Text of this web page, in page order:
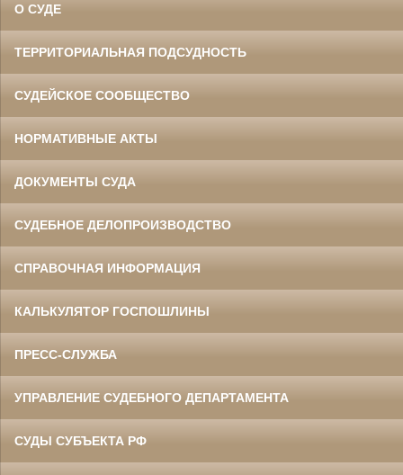
О СУДЕ
ТЕРРИТОРИАЛЬНАЯ ПОДСУДНОСТЬ
СУДЕЙСКОЕ СООБЩЕСТВО
НОРМАТИВНЫЕ АКТЫ
ДОКУМЕНТЫ СУДА
СУДЕБНОЕ ДЕЛОПРОИЗВОДСТВО
СПРАВОЧНАЯ ИНФОРМАЦИЯ
КАЛЬКУЛЯТОР ГОСПОШЛИНЫ
ПРЕСС-СЛУЖБА
УПРАВЛЕНИЕ СУДЕБНОГО ДЕПАРТАМЕНТА
СУДЫ СУБЪЕКТА РФ